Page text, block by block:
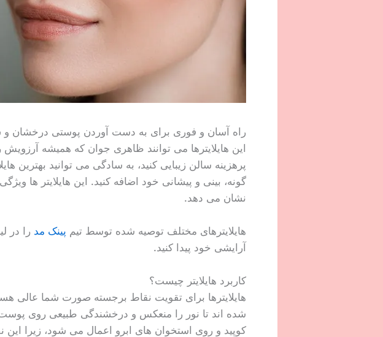
راه آسان و فوری برای به دست آوردن پوستی درخشان و
این هایلایترها می توانند ظاهری جوان که همیشه
پرهزینه سالن زیبایی کنید، به سادگی می توانید بهترین
گونه، بینی و پیشانی خود اضافه کنید. این هایلایتر ها
نشان می دهد.
هایلایترهای مختلف توصیه شده توسط تیم پینک مد را در
آرایشی خود پیدا کنید.
کاربرد هایلایتر چیست؟
هایلایترها برای تقویت نقاط برجسته صورت شما عالی
شده اند تا نور را منعکس و درخشندگی طبیعی روی پوست
کوپید و روی استخوان های ابرو اعمال می شود، زیرا